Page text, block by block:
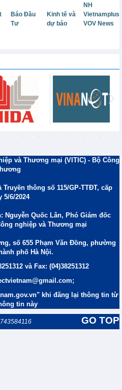
NH
Báo Đầu
Tư
Kinh tế và
dự báo
Vietnamplus
VOV News
và Thương mại (VITIC) - Bộ Công
thông số 115/GP-TTĐT, cấp
5/6/2024
Quốc Lân, Phó Giám đốc
nghiệp và Thương mại
số 655 Phạm Văn Đồng, phường
phố Hà Nội.
và Fax: (04)38251312
khi đăng lại thông tin từ
tin này
GO TOP